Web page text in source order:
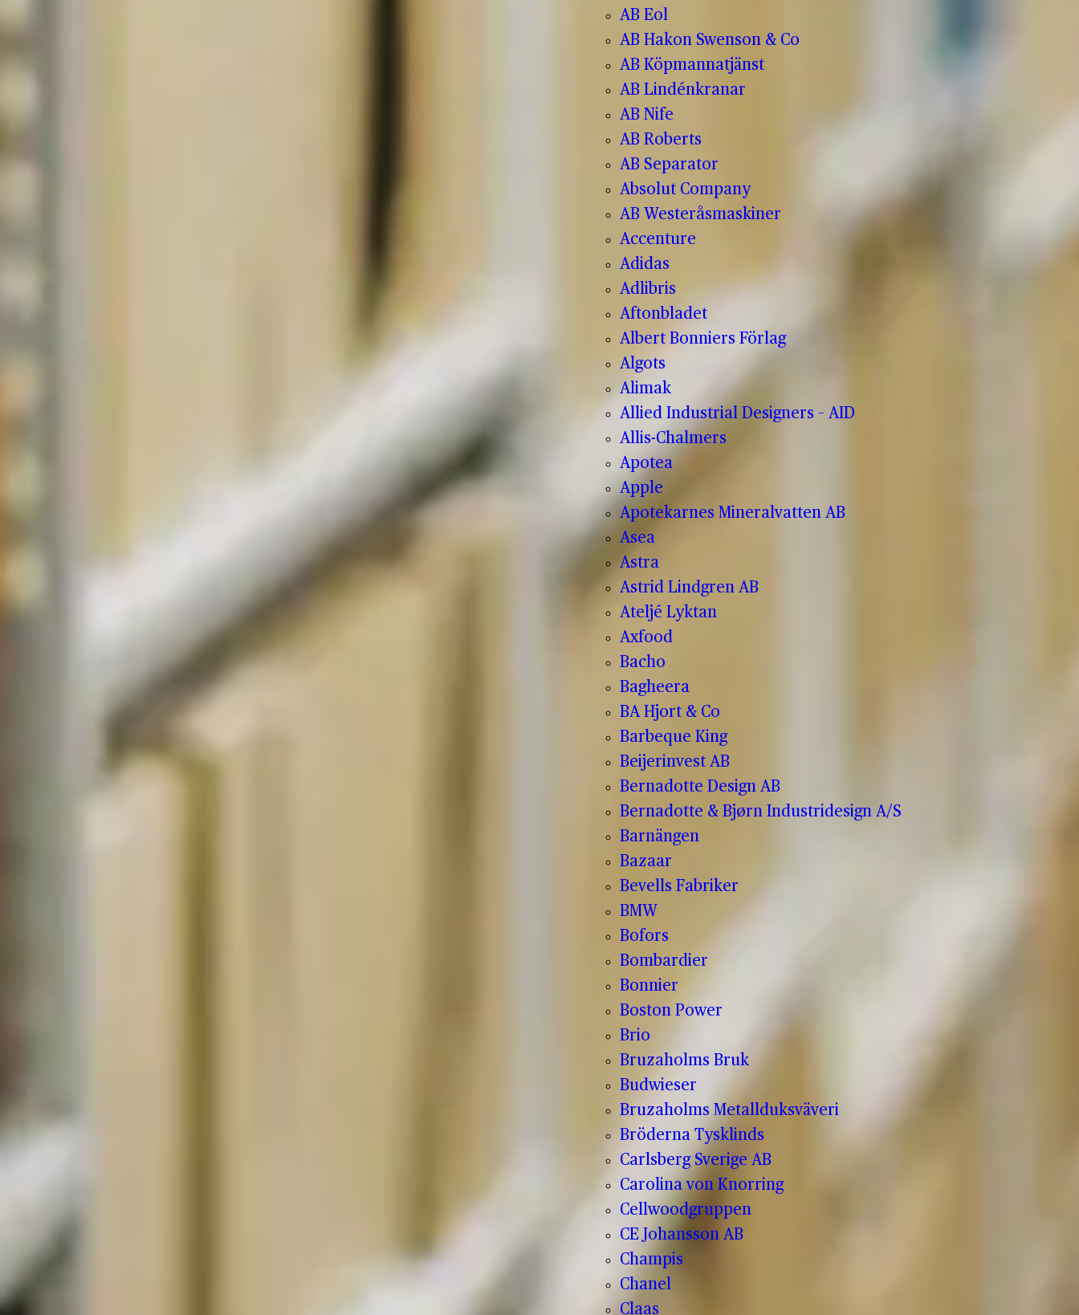
AB Eol
AB Hakon Swenson & Co
AB Köpmannatjänst
AB Lindénkranar
AB Nife
AB Roberts
AB Separator
Absolut Company
AB Westeråsmaskiner
Accenture
Adidas
Adlibris
Aftonbladet
Albert Bonniers Förlag
Algots
Alimak
Allied Industrial Designers – AID
Allis-Chalmers
Apotea
Apple
Apotekarnes Mineralvatten AB
Asea
Astra
Astrid Lindgren AB
Ateljé Lyktan
Axfood
Bacho
Bagheera
BA Hjort & Co
Barbeque King
Beijerinvest AB
Bernadotte Design AB
Bernadotte & Bjørn Industridesign A/S
Barnängen
Bazaar
Bevells Fabriker
BMW
Bofors
Bombardier
Bonnier
Boston Power
Brio
Bruzaholms Bruk
Budwieser
Bruzaholms Metallduksväveri
Bröderna Tysklinds
Carlsberg Sverige AB
Carolina von Knorring
Cellwoodgruppen
CE Johansson AB
Champis
Chanel
Claas